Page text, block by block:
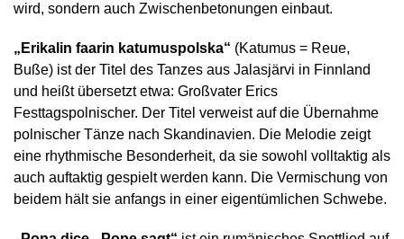
wird, sondern auch Zwischenbetonungen einbaut.
„Erikalin faarin katumuspolska“ (Katumus = Reue,
Buße) ist der Titel des Tanzes aus Jalasjärvi in Finnland
und heißt übersetzt etwa: Großvater Erics
Festtagspolnischer. Der Titel verweist auf die Übernahme
polnischer Tänze nach Skandinavien. Die Melodie zeigt
eine rhythmische Besonderheit, da sie sowohl volltaktig als
auch auftaktig gespielt werden kann. Die Vermischung von
beidem hält sie anfangs in einer eigentümlichen Schwebe.